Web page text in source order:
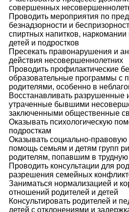
совершенных
Проводить мероприятия по
безнадзорности и
спиртных напитков, наркомании
детей и подростков
Пресекать правонарушения и
действия несовершеннолетних
Проводить профилактические
образовательные программы с
родителями, особенно в
Восстанавливать разрушенные
утраченные бывшими
заключенными общественные
Оказывать психологическую
подросткам
Оказывать социально-правовую
помощь семьям и детям групп
родителям, попавшим в
Проводить консультации для
разрешения семейных
Заниматься нормализацией и
отношений родителей и детей
Консультировать родителей и
детей с отклонениями и